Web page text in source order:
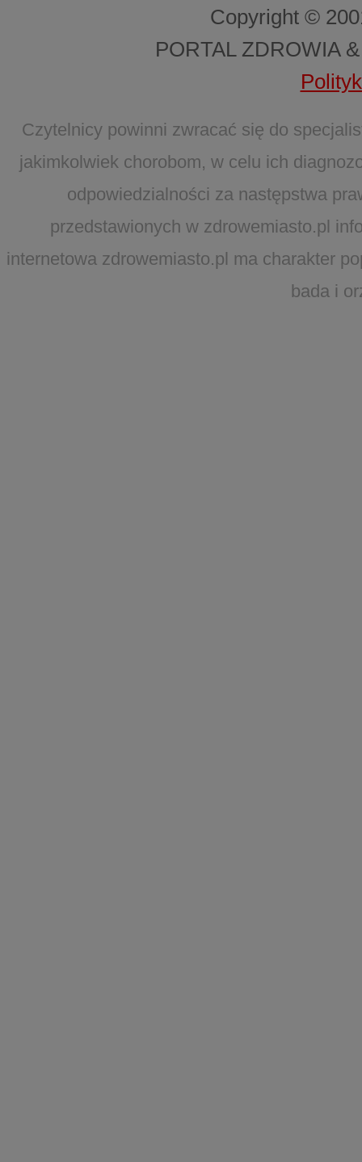
Copyright ©
PORTAL ZDROWIA
Czytelnicy powinni zwracać się do
jakimkolwiek chorobom, w celu ich
odpowiedzialności za następstwa
przedstawionych w zdrowemiasto.pl
internetowa zdrowemiasto.pl ma charakter
bada i